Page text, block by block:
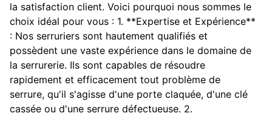
la satisfaction client. Voici pourquoi nous sommes le
choix idéal pour vous : 1. **Expertise et Expérience**
: Nos serruriers sont hautement qualifiés et
possèdent une vaste expérience dans le domaine de
la serrurerie. Ils sont capables de résoudre
rapidement et efficacement tout problème de
serrure, qu'il s'agisse d'une porte claquée, d'une clé
cassée ou d'une serrure défectueuse. 2.